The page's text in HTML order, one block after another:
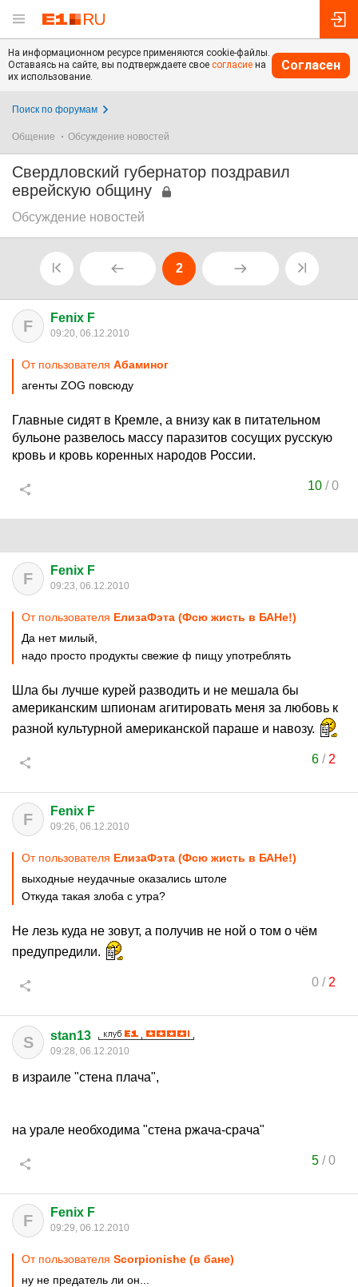
На информационном ресурсе применяются cookie-файлы.
Оставаясь на сайте, вы подтверждаете свое согласие на
их использование.
Согласен
Поиск по форумам
Общение Обсуждение новостей
Свердловский губернатор поздравил
еврейскую общину
Обсуждение новостей
2
F Fenix F
09:20, 06.12.2010
От пользователя Абаминог
агенты ZOG повсюду
Главные сидят в Кремле, а внизу как в питательном
бульоне развелось массу паразитов сосущих русскую
кровь и кровь коренных народов России.
10 /0
F Fenix F
09:23, 06.12.2010
От пользователя ЕлизаФэта (Фсю жисть в БАНе!)
Да нет милый,
надо просто продукты свежие ф пищу употреблять
Шла бы лучше курей разводить и не мешала бы
американским шпионам агитировать меня за любовь к
разной культурной американской параше и навозу.
6/ 2
F Fenix F
09:26, 06.12.2010
От пользователя ЕлизаФэта (Фсю жисть в БАНе!)
выходные неудачные оказались штоле
Откуда такая злоба с утра?
Не лезь куда не зовут, а получив не ной о том о чём
предупредили.
0/ 2
S stan13
09:28, 06.12.2010
в израиле "стена плача",
на урале необходима "стена ржача-срача"
5/0
F Fenix F
09:29, 06.12.2010
От пользователя Scorpionishe (в бане)
ну не предатель ли он...